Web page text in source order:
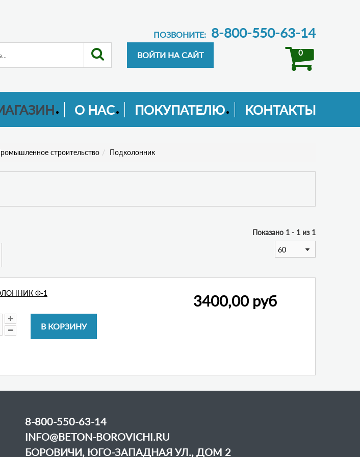
ПОЗВОНИТЕ: 8-800-550-63-14
0
О НАС ПОКУПАТЕЛЮ КОНТАКТЫ
строительство Подколонник
Показано 1 - 1 из 1
60
Ф-1 3400,00 руб
8-800-550-63-14
INFO@BETON-BOROVICHI.RU
БОРОВИЧИ, ЮГО-ЗАПАДНАЯ УЛ., ДОМ 2